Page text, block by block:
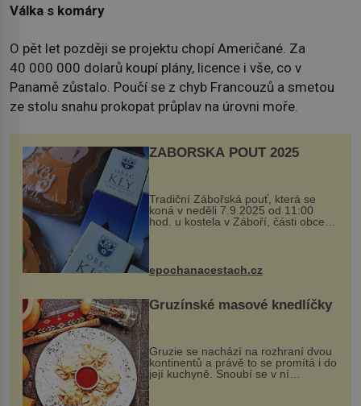
Válka s komáry
O pět let později se projektu chopí Američané. Za
40 000 000 dolarů koupí plány, licence i vše, co v
Panamě zůstalo. Poučí se z chyb Francouzů a smetou
ze stolu snahu prokopat průplav na úrovni moře.
ZÁBOŘSKÁ POUŤ 2025
Tradiční Zábořská pouť, která se
koná v neděli 7.9.2025 od 11:00
hod. u kostela v Záboří, části obce
Kly u Mělníka. V programu naleznete
komentovanou prohlídku kostela,
epochanacestach.cz
Gruzínské masové knedlíčky
Gruzie se nachází na rozhraní dvou
kontinentů a právě to se promítá i do
její kuchyně. Snoubí se v ní
evropské a asijské chutě a díky tomu